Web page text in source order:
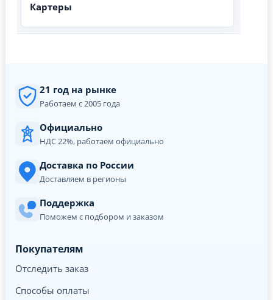
Картеры
21 год на рынке
Работаем с 2005 года
Официально
НДС 22%, работаем официально
Доставка по России
Доставляем в регионы
Поддержка
Поможем с подбором и заказом
Покупателям
Отследить заказ
Способы оплаты